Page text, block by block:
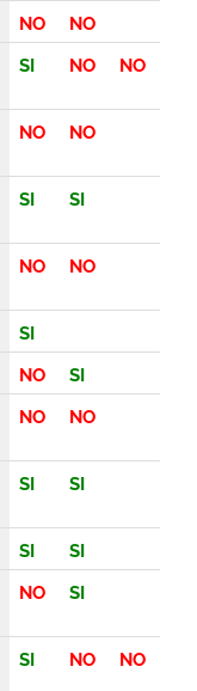
NO
NO
SI NO NO
NO NO
SI SI
NO NO
SI
NO
SI
NO NO
SI SI
SI
SI
NO SI
SI NO NO